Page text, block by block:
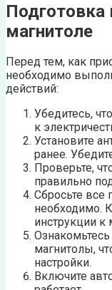
Подготовка
магнитоле
Перед тем, как
необходимо
действий:
Убедитесь,
к
Установите
ранее.
Проверьте,
правильно
Сбросьте все
необходимо.
инструкции к
магнитолы,
настройки.
Включите